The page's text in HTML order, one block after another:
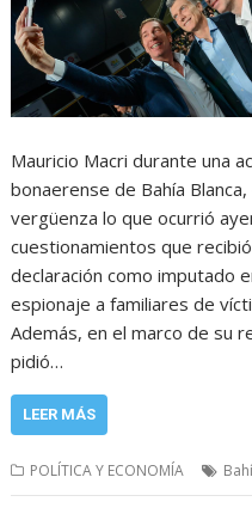
Mauricio Macri durante una
bonaerense de Bahía
vergüenza lo que ocurrió
cuestionamientos que
declaración como imputado
espionaje a familiares de
Además, en el marco de su
pidió…
LEER MÁS
POLÍTICA Y ECONOMÍA